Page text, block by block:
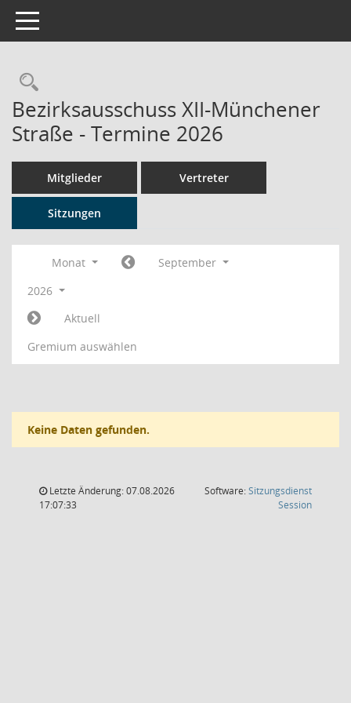
Toggle navigation
Rechercheauswahl
Bezirksausschuss XII-Münchener
Straße - Termine 2026
Mitglieder Vertreter
Sitzungen
Monat
September
2026
Aktuell
Gremium auswählen
Keine Daten gefunden.
Letzte Änderung: 07.08.2026
17:07:33
Software:Sitzungsdienst
Session(Wird in